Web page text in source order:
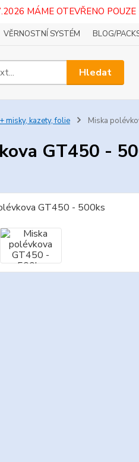
MÁME OTEVŘENO
VĚRNOSTNÍ SYSTÉM BLOG/
Hledat
misky, kazety, folie Miska
GT450 -